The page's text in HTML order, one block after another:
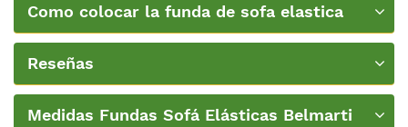
Como colocar la funda de sofa elastica
Reseñas
Medidas Fundas Sofá Elásticas Belmarti